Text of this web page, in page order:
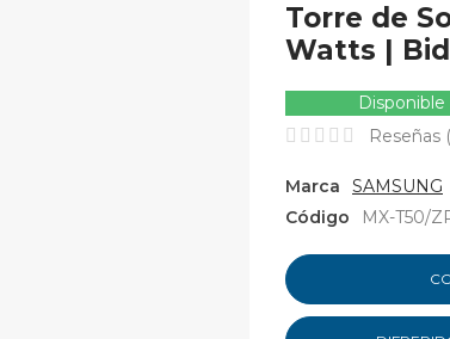
Torre de
Watts |
Disponible
Reseñas (
Marca
SAMSUNG
Código
MX-T50/